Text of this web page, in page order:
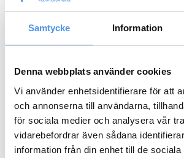
Samtycke Information
Denna webbplats använder cookies
Vi använder enhetsidentifierare för att
och annonserna till användarna,
för sociala medier och analysera vår
vidarebefordrar även sådana
information från din enhet till de sociala
Våra tjänster
Fysioterapi
Arbetsterapi
Dietist
Hemrehabilitering
Kiropraktor
Nacka Forum Rehab
Öppettider